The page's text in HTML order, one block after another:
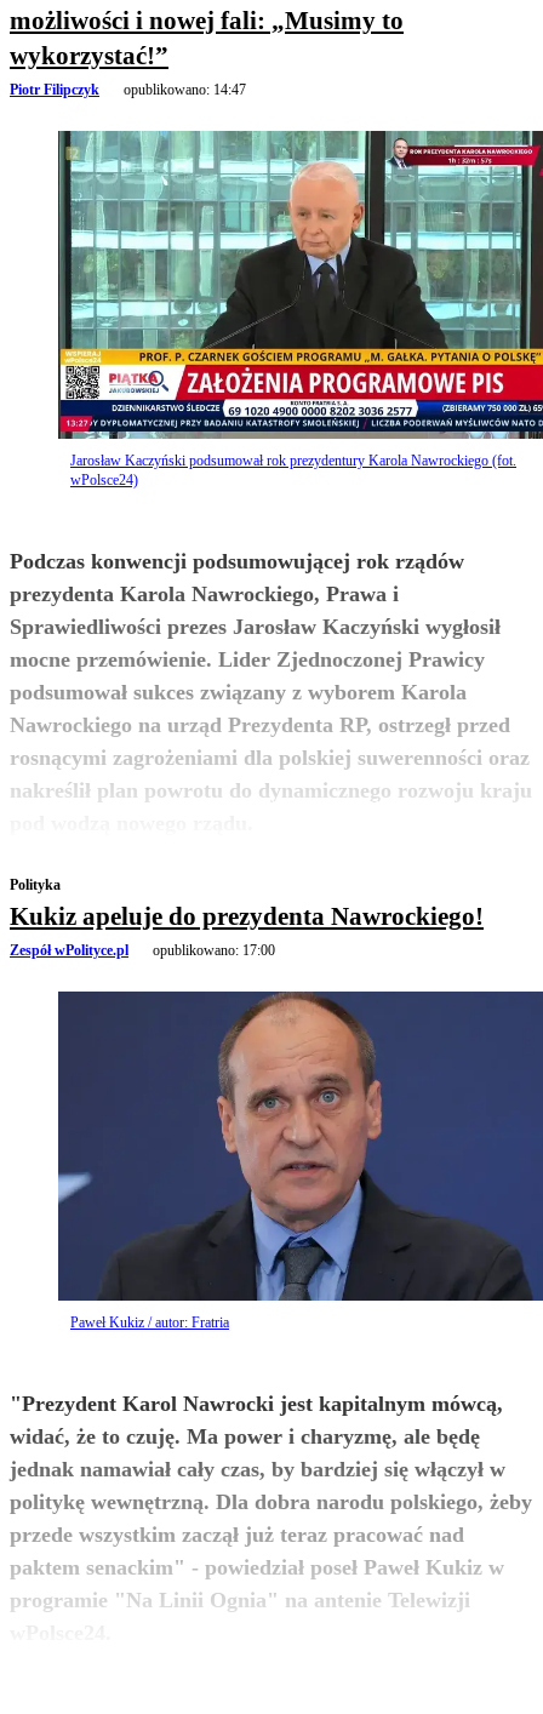
możliwości i nowej fali: „Musimy to
wykorzystać!”
Piotr Filipczyk opublikowano: 14:47
Jarosław Kaczyński podsumował rok prezydentury Karola Nawrockiego (fot.
wPolsce24)
Podczas konwencji podsumowującej rok rządów
prezydenta Karola Nawrockiego, Prawa i
Sprawiedliwości prezes Jarosław Kaczyński wygłosił
mocne przemówienie. Lider Zjednoczonej Prawicy
podsumował sukces związany z wyborem Karola
Nawrockiego na urząd Prezydenta RP, ostrzegł przed
rosnącymi zagrożeniami dla polskiej suwerenności oraz
nakreślił plan powrotu do dynamicznego rozwoju kraju
zobacz więcej
Polityka
Kukiz apeluje do prezydenta Nawrockiego!
Zespół wPolityce.pl opublikowano: 17:00
Paweł Kukiz / autor: Fratria
"Prezydent Karol Nawrocki jest kapitalnym mówcą,
widać, że to czuję. Ma power i charyzmę, ale będę
jednak namawiał cały czas, by bardziej się włączył w
politykę wewnętrzną. Dla dobra narodu polskiego, żeby
przede wszystkim zaczął już teraz pracować nad
paktem senackim" - powiedział poseł Paweł Kukiz w
programie "Na Linii Ognia" na antenie Telewizji
zobacz więcej